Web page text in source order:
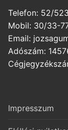
Telefon: 52/
Mobil: 30/33-
Email:
Adószám:
Impresszum